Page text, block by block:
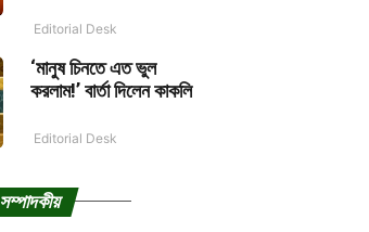
Editorial Desk
‘মানুষ চিনতে এত ভুল
করলাম!’ বার্তা দিলেন কাকলি
Editorial Desk
সম্পাদকীয়